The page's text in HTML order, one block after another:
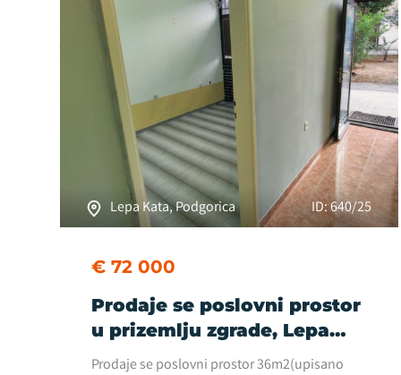
Lepa Kata, Podgorica ID: 640/25
€ 72 000
Prodaje se poslovni prostor
u prizemlju zgrade, Lepa
Kata, Podgorica
Prodaje se poslovni prostor 36m2(upisano